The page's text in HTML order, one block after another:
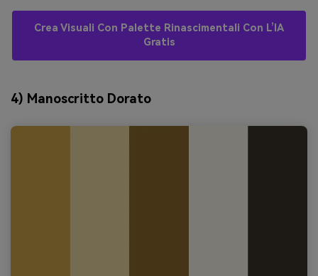
Crea Visuali Con Palette Rinascimentali Con L’IA
Gratis
4) Manoscritto Dorato